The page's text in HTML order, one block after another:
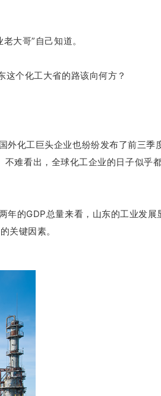
大哥”自己知道。
这个化工大省的路该向何方？
外化工巨头企业也纷纷发布了前三季
不难看出，全球化工企业的日子似乎
年的GDP总量来看，山东的工业发展
关键因素。